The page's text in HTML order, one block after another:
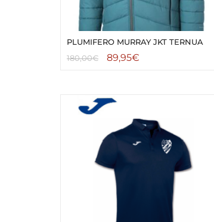
PLUMIFERO MURRAY JKT TERNUA
180,00€ 89,95€